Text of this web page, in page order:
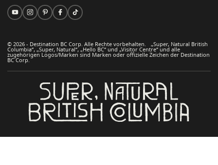
© 2026 - Destination BC Corp. Alle Rechte vorbehalten. „Super, Natural British
Columbia“, „Super, Natural“, „Hello BC“ und „Visitor Centre“ und alle
zugehörigen Logos/Marken sind Marken oder offizielle Zeichen der Destination
BC Corp.